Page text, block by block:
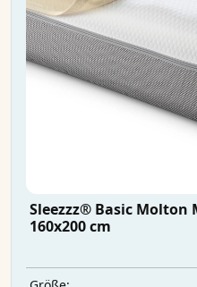
Sleezzz® Basic
160x200 cm